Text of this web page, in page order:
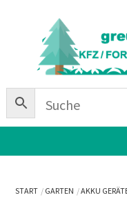
START GARTEN AKKU